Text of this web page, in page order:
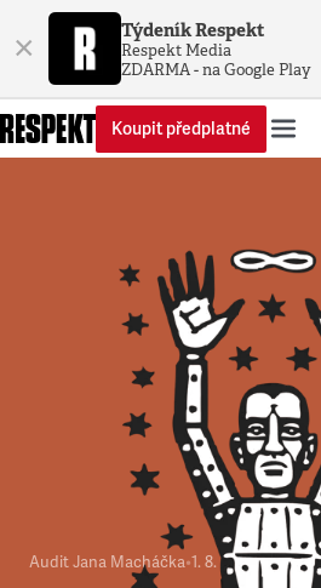
× Týdeník Respekt
Respekt Media
ZDARMA - na Google Play
Koupit předplatné
Audit Jana Macháčka•1. 8. 2012•4minuty